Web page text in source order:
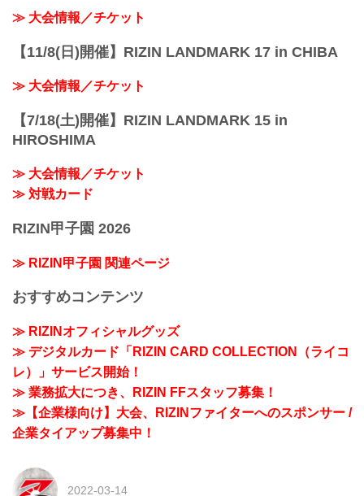
≫ 大会情報／チケット
【11/8(日)開催】RIZIN LANDMARK 17 in CHIBA
≫ 大会情報／チケット
【7/18(土)開催】RIZIN LANDMARK 15 in
HIROSHIMA
≫ 大会情報／チケット
≫ 対戦カード
RIZIN甲子園 2026
≫ RIZIN甲子園 関連ページ
おすすめコンテンツ
≫ RIZINオフィシャルグッズ
≫ デジタルカード「RIZIN CARD COLLECTION（ライコ
レ）」サービス開始！
≫ 業務拡大につき、RIZIN FFスタッフ募集！
≫【企業様向け】大会、RIZINファイターへのスポンサー /
企業タイアップ募集中！
2022-03-14